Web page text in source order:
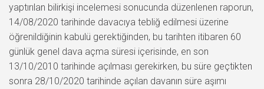
yaptırılan bilirkişi incelemesi sonucunda düzenlenen raporun,
14/08/2020 tarihinde davacıya tebliğ edilmesi üzerine
öğrenildiğinin kabulü gerektiğinden, bu tarihten itibaren 60
günlük genel dava açma süresi içerisinde, en son
13/10/2010 tarihinde açılması gerekirken, bu süre geçtikten
sonra 28/10/2020 tarihinde açılan davanın süre aşımı